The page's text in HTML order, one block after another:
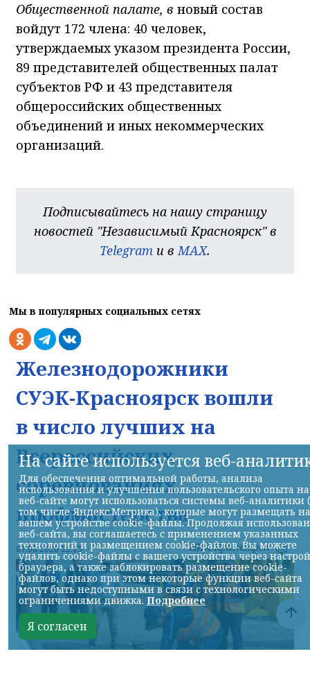
Общественной палате, в новый состав
войдут 172 члена: 40 человек,
утверждаемых указом президента России,
89 представителей общественных палат
субъектов РФ и 43 представителя
общероссийских общественных
объединений и иных некоммерческих
организаций.
Подписывайтесь на нашу страницу
новостей "Независимый Красноярск" в
Telegram и вMAX.
Мы в популярных социальных сетях
Железнодорожники
СУЭК-Красноярск вошли
в число лучших на
Всероссийских
соревнованиях
профмастерства
07.08.2026 22:13 НИА-Красноярск
На сайте используется веб-
Для обеспечения оптимальной работы, анализа
использования и улучшения пользовательского опыта на
веб-сайте могут использоваться системы веб-аналитики
том числе Яндекс.Метрика), которые могут размещать на
вашем устройстве cookie-файлы. Продолжая
веб-сайта, вы соглашаетесь с применением указанных
технологий и размещением cookie-файлов. Вы можете
удалить cookie-файлы с вашего устройства через
браузера, а также заблокировать размещение cookie-
файлов, однако при этом некоторые функции веб-сайта
могут быть недоступными в связи с технологическими
ограничениями движка. Подробнее
Я согласен